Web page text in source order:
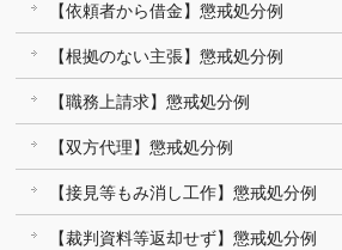
【依頼者から借金】懲戒処分例
【根拠のない主張】懲戒処分例
【職務上請求】懲戒処分例
【双方代理】懲戒処分例
【接見等もみ消し工作】懲戒処分例
【裁判資料等返却せず】懲戒処分例